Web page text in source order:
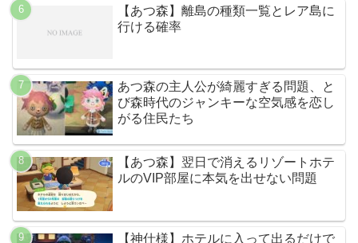
【あつ森】離島の種類一覧とレア島に
行ける確率
あつ森の主人公が綺麗すぎる問題、と
び森時代のジャンキーな空気感を恋し
がる住民たち
【あつ森】翌日で消えるリゾートホテ
ルのVIP部屋に本気を出せない問題
【神仕様】ホテルに入って出るだけで